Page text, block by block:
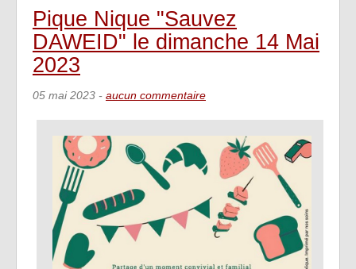
Pique Nique "Sauvez
DAWEID" le dimanche 14 Mai
2023
05 mai 2023 - aucun commentaire